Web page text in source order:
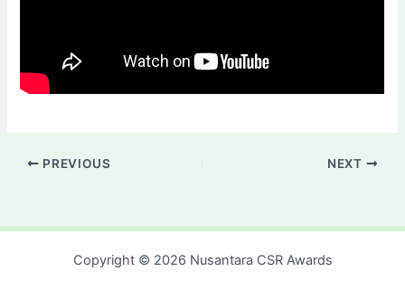
PREVIOUS NEXT
Copyright © 2026 Nusantara CSR Awards